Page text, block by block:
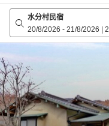
水分村民宿
20/8/2026 - 21/8/2026 |